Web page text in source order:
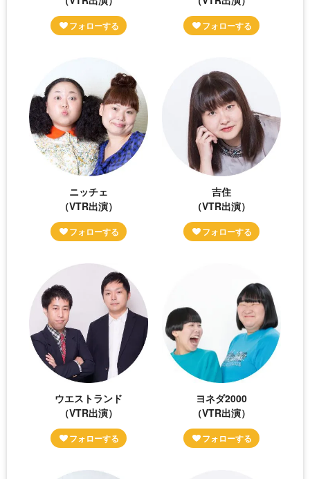
ニッチェ
（VTR出演）
吉住
（VTR出演）
ウエストランド
（VTR出演）
ヨネダ2000
（VTR出演）